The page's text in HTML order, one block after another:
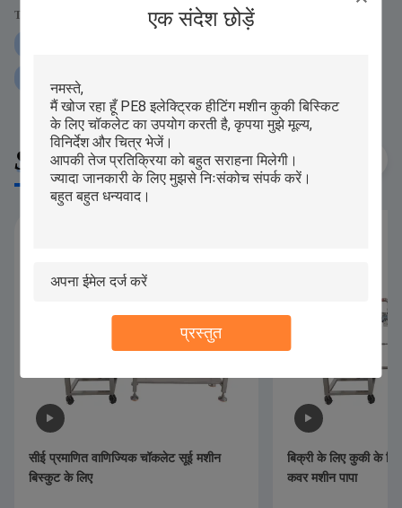
एक संदेश छोड़ें
प्रस्तुत
Tags:
औद्योगिक चॉकलेट एनरोबिंग मशीन;
Similar Products
सीई प्रमाणित वाणिज्यिक चॉकलेट सूई मशीन
बिस्कुट के लिए
बिक्री के लिए कुकी के
कवर मशीन पापा